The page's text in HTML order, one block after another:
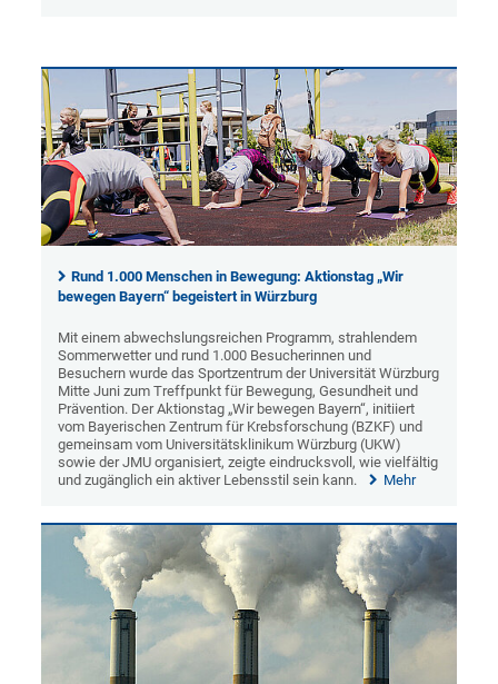
Rund 1.000 Menschen in Bewegung: Aktionstag „Wir
bewegen Bayern“ begeistert in Würzburg
Mit einem abwechslungsreichen Programm, strahlendem
Sommerwetter und rund 1.000 Besucherinnen und
Besuchern wurde das Sportzentrum der Universität Würzburg
Mitte Juni zum Treffpunkt für Bewegung, Gesundheit und
Prävention. Der Aktionstag „Wir bewegen Bayern“, initiiert
vom Bayerischen Zentrum für Krebsforschung (BZKF) und
gemeinsam vom Universitätsklinikum Würzburg (UKW)
sowie der JMU organisiert, zeigte eindrucksvoll, wie vielfältig
und zugänglich ein aktiver Lebensstil sein kann.
Mehr